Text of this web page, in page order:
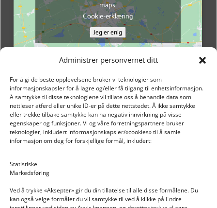
Administrer personvernet ditt
For å gi de beste opplevelsene bruker vi teknologier som
informasjonskapsler for å lagre og/eller få tilgang til enhetsinformasjon.
Å samtykke til disse teknologiene vil tillate oss å behandle data som
nettleser atferd eller unike ID-er på dette nettstedet. Å ikke samtykke
eller trekke tilbake samtykke kan ha negativ innvirkning på visse
egenskaper og funksjoner. Vi og våre forretningspartnere bruker
teknologier, inkludert informasjonskapsler/«cookies» til å samle
informasjon om deg for forskjellige formål, inkludert:
Statistiske
Markedsføring
Ved å trykke «Aksepter» gir du din tillatelse til alle disse formålene. Du
kan også velge formålet du vil samtykke til ved å klikke på Endre
maps
Cookie-erklæring
Jeg er enig